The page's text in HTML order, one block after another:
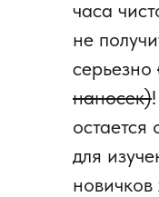
часа
не
серьезно
наносек)
для